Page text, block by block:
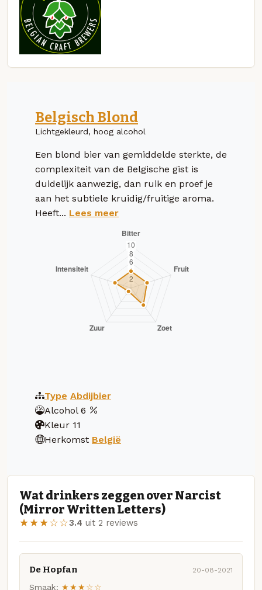
Belgisch Blond
Lichtgekleurd, hoog alcohol
Een blond bier van gemiddelde sterkte, de
complexiteit van de Belgische gist is
duidelijk aanwezig, dan ruik en proef je
aan het subtiele kruidig/fruitige aroma.
Heeft... Lees meer
Type Abdijbier
Alcohol 6
Kleur 11
Herkomst België
Wat drinkers zeggen over Narcist
(Mirror Written Letters)
★★★☆☆3.4 uit 2 reviews
De Hopfan 20-08-2021
Smaak: ★★★☆☆